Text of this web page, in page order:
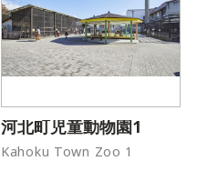
河北町児童動物園1
Kahoku Town Zoo 1